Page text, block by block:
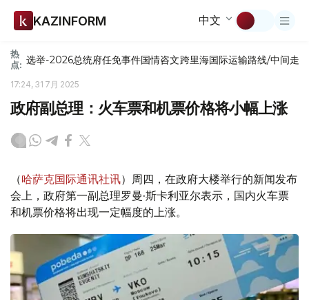
KAZINFORM 中文
热
点: 选举-2026总统府任免事件国情咨文跨里海国际运输路线/中间走廊
17:24, 31 7月 2025
政府副总理：火车票和机票价格将小幅上涨
（哈萨克国际通讯社讯）周四，在政府大楼举行的新闻发布
会上，政府第一副总理罗曼·斯卡利亚尔表示，国内火车票
和机票价格将出现一定幅度的上涨。